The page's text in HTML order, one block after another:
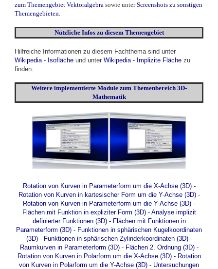
zum Themengebiet Vektoralgebra sowie unter Screenshots zu sonstigen
Themengebieten
Nützliche Infos zu diesem Themengebiet
Hilfreiche Informationen zu diesem Fachthema sind unter
Wikipedia - Isofläche und unter Wikipedia - Implizite Fläche zu
finden.
Weitere implementierte Module zum Themenbereich 3D-
Mathematik
Rotation von Kurven in Parameterform um die X-Achse (3D)-
Rotation von Kurven in kartesischer Form um die Y-Achse (3D)-
Rotation von Kurven in Parameterform um die Y-Achse (3D) -
Flächen mit Funktion in expliziter Form (3D)- Analyse implizit
definierter Funktionen (3D)- Flächen mit Funktionen in
Parameterform (3D) - Funktionen in sphärischen Kugelkoordinaten
(3D)- Funktionen in sphärischen Zylinderkoordinaten (3D)-
Raumkurven in Parameterform (3D)- Flächen 2. Ordnung (3D)-
Rotation von Kurven in Polarform um die X-Achse (3D)- Rotation
von Kurven in Polarform um die Y-Achse (3D) - Untersuchungen